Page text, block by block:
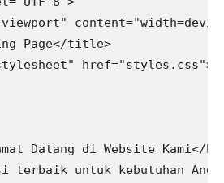
Page</title>
href="styles.css">
Datang di Website Kami</
terbaik untuk kebutuhan